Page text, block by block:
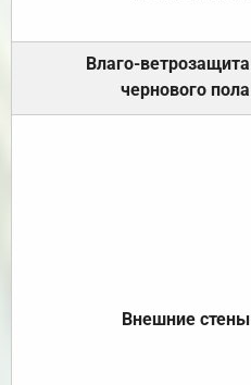
Влаго-ветрозащита
чернового пола
Внешние стены